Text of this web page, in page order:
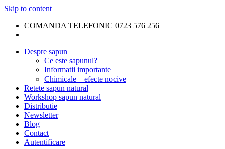
Skip to content
COMANDA TELEFONIC 0723 576 256
Despre sapun
Ce este sapunul?
Informatii importante
Chimicale – efecte nocive
Retete sapun natural
Workshop sapun natural
Distributie
Newsletter
Blog
Contact
Autentificare